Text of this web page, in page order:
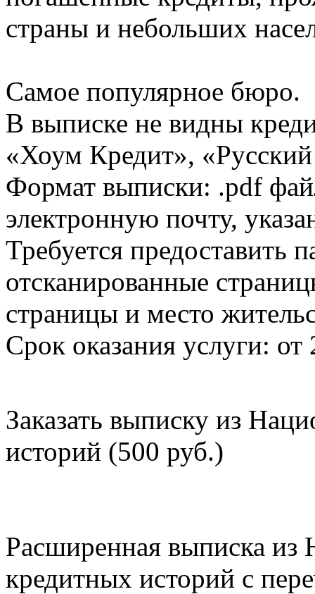
страны и небольших
Самое популярное бюро.
В выписке не видны
«Хоум Кредит»,
Формат выписки: .pdf
электронную почту,
Требуется предоставить
отсканированные
страницы и место
Срок оказания услуги: от
Заказать выписку из
историй (500 руб.)
Расширенная выписка из
кредитных историй с